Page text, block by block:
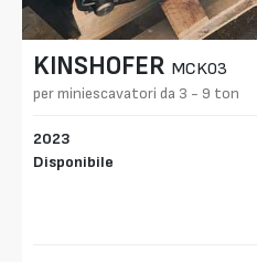
KINSHOFER MCK03
per miniescavatori da 3 - 9 ton
2023
Disponibile